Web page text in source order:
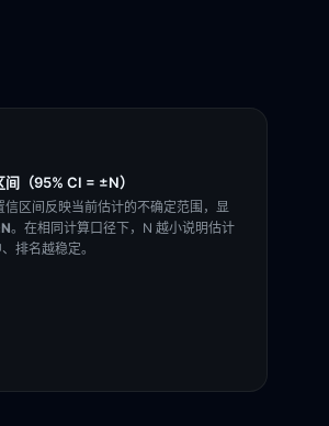
间（95% CI = ±N）
信区间反映当前估计的不确定范围，显
。在相同计算口径下，N 越小说明估计
排名越稳定。